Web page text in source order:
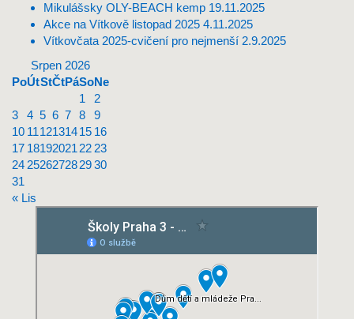
Mikulášsky OLY-BEACH kemp 19.11.2025
Akce na Vítkově listopad 2025 4.11.2025
Vítkovčata 2025-cvičení pro nejmenší 2.9.2025
Srpen 2026
PoÚtStČtPáSoNe
1
2
3
4 5 6 7 8
9
10 1112131415 16
17 18192021 22 23
24 252627282930
31
« Lis